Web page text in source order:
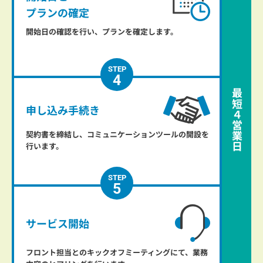
プランの確定
開始日の確認を行い、プランを確定します。
4
申し込み手続き
契約書を締結し、コミュニケーションツールの開設を
行います。
5
サービス開始
フロント担当とのキックオフミーティングにて、業務
最短
４
営業日